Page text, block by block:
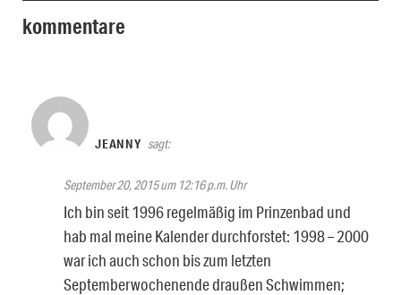
kommentare
JEANNY sagt:
September 20, 2015 um 12:16 p.m. Uhr
Ich bin seit 1996 regelmäßig im Prinzenbad und
hab mal meine Kalender durchforstet: 1998 – 2000
war ich auch schon bis zum letzten
Septemberwochenende draußen Schwimmen;